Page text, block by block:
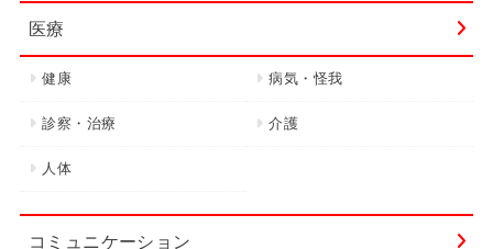
医療
健康 病気・怪我
診察・治療 介護
人体
コミュニケーション